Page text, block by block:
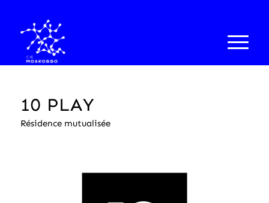
10 PLAY
Résidence mutualisée